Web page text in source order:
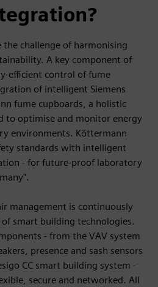
challenge of harmonising
A key component of
efficient control of fume
of intelligent Siemens
fume cupboards, a holistic
to optimise and monitor energy
environments. Köttermann
standards with intelligent
- for future-proof laboratory
management is continuously
smart building technologies.
- from the VAV system
presence and sash sensors
CC smart building system -
secure and networked. All